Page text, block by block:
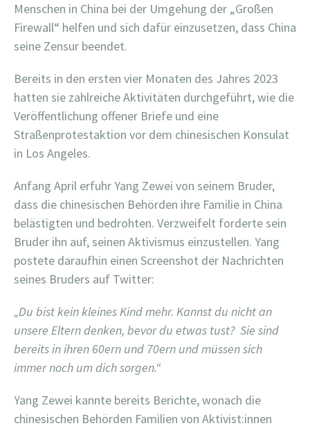
Menschen in China bei der Umgehung der „Großen
Firewall“ helfen und sich dafür einzusetzen, dass China
seine Zensur beendet.
Bereits in den ersten vier Monaten des Jahres 2023
hatten sie zahlreiche Aktivitäten durchgeführt, wie die
Veröffentlichung offener Briefe und eine
Straßenprotestaktion vor dem chinesischen Konsulat
in Los Angeles.
Anfang April erfuhr Yang Zewei von seinem Bruder,
dass die chinesischen Behörden ihre Familie in China
belästigten und bedrohten. Verzweifelt forderte sein
Bruder ihn auf, seinen Aktivismus einzustellen. Yang
postete daraufhin einen Screenshot der Nachrichten
seines Bruders auf Twitter:
„Du bist kein kleines Kind mehr. Kannst du nicht an
unsere Eltern denken, bevor du etwas tust? Sie sind
bereits in ihren 60ern und 70ern und müssen sich
immer noch um dich sorgen.“
Yang Zewei kannte bereits Berichte, wonach die
chinesischen Behörden Familien von Aktivist:innen